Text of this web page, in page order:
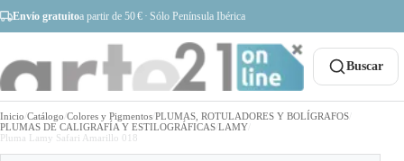
Envío gratuitoa partir de 50 € · Sólo Península Ibérica
Buscar
Inicio Catálogo Colores y Pigmentos PLUMAS, ROTULADORES Y BOLÍGRAFOS
PLUMAS DE CALIGRAFÍA Y ESTILOGRÁFICAS LAMY
Pluma Lamy Safari Amarillo 018